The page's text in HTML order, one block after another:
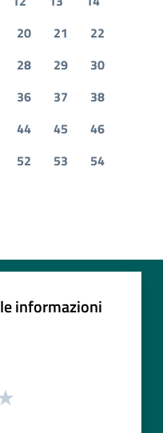
20 21
22
28 29
30
36 37
38
44 45
46
52 53
54
informazioni